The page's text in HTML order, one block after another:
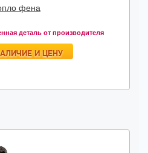
фена
деталь от производителя
И ЦЕНУ